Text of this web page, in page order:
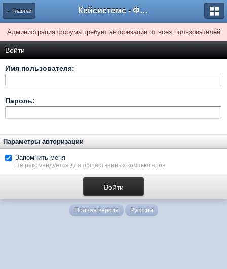
← Главная Кейсистемс - Форумы
Администрация форума требует авторизации от всех пользователей
Войти
Имя пользователя:
Пароль:
Параметры авторизации
Запомнить меня
Не рекомендуется для общественных компьютеров.
Полная версия Русский